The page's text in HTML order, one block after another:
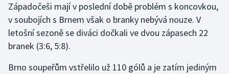
Házená
Jezdectví
Západočeši mají v poslední době problém s koncovkou,
v soubojích s Brnem však o branky nebývá nouze. V
letošní sezoně se diváci dočkali ve dvou zápasech 22
branek (3:6, 5:8).
Brno soupeřům vstřelilo už 110 gólů a je zatím jediným